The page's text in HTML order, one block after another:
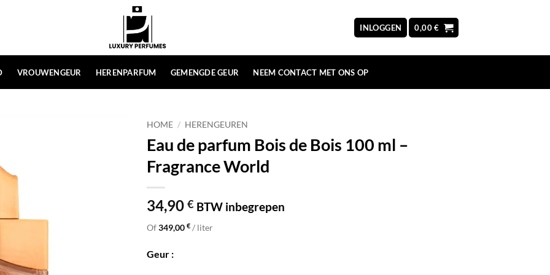
INLOGGEN 0,00€
VROUWENGEUR HERENPARFUM GEMENGDE GEUR NEEM CONTACT MET ONS OP
HOME / HERENGEUREN
Eau de parfum Bois de Bois 100 ml –
Fragrance World
34,90 € BTW inbegrepen
Of349,00 € / liter
Geur :